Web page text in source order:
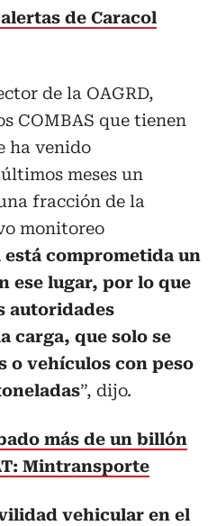
de Caracol
de la OAGRD,
COMBAS que tienen
ha venido
meses un
fracción de la
monitoreo
está comprometida un
ese lugar, por lo que
autoridades
carga, que solo se
o vehículos con peso
”, dijo.
más de un billón
Mintransporte
vehicular en el